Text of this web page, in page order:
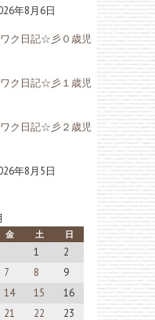
年8月6日
ク日記☆彡０歳児
ク日記☆彡１歳児
ク日記☆彡２歳児
年8月5日
金 土 日
1
2
7 8
9
14 15
16
21 22 23